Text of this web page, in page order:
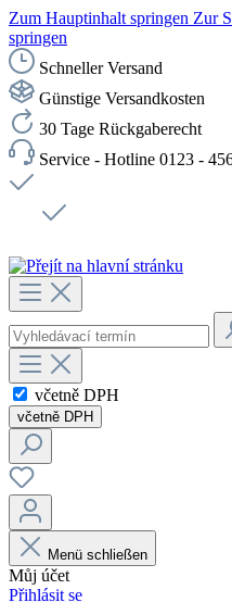
Zum Hauptinhalt springen Zur
springen
Schneller Versand
Günstige Versandkosten
30 Tage Rückgaberecht
Service - Hotline 0123 -
včetně DPH
včetně DPH
Menü schließen
Můj účet
Přihlásit se